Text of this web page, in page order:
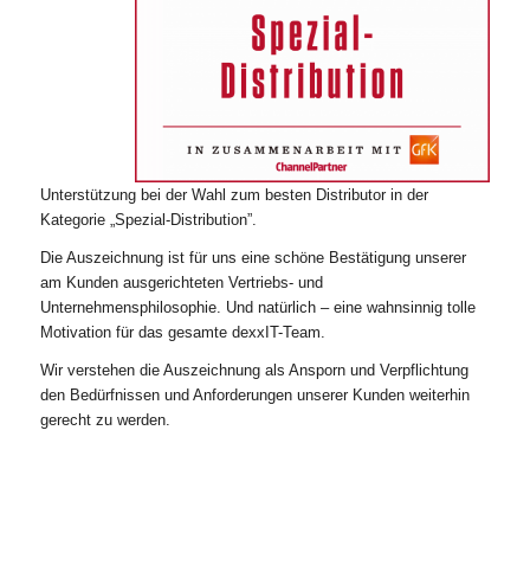
Unterstützung bei der Wahl zum besten Distributor in der
Kategorie „Spezial-Distribution”.
Die Auszeichnung ist für uns eine schöne Bestätigung unserer
am Kunden ausgerichteten Vertriebs- und
Unternehmensphilosophie. Und natürlich – eine wahnsinnig tolle
Motivation für das gesamte dexxIT-Team.
Wir verstehen die Auszeichnung als Ansporn und Verpflichtung
den Bedürfnissen und Anforderungen unserer Kunden weiterhin
gerecht zu werden.